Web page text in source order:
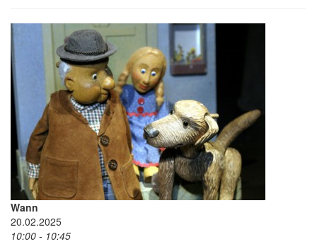
Wann
20.02.2025
10:00 - 10:45